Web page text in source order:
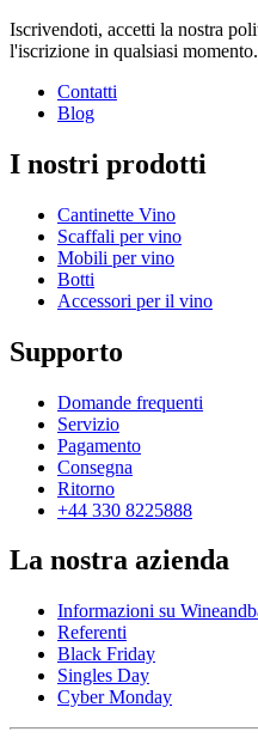
Iscrivendoti, accetti la nostra
l'iscrizione in qualsiasi momento.
Contatti
Blog
I nostri prodotti
Cantinette Vino
Scaffali per vino
Mobili per vino
Botti
Accessori per il vino
Supporto
Domande frequenti
Servizio
Pagamento
Consegna
Ritorno
+44 330 8225888
La nostra azienda
Informazioni su
Referenti
Black Friday
Singles Day
Cyber Monday